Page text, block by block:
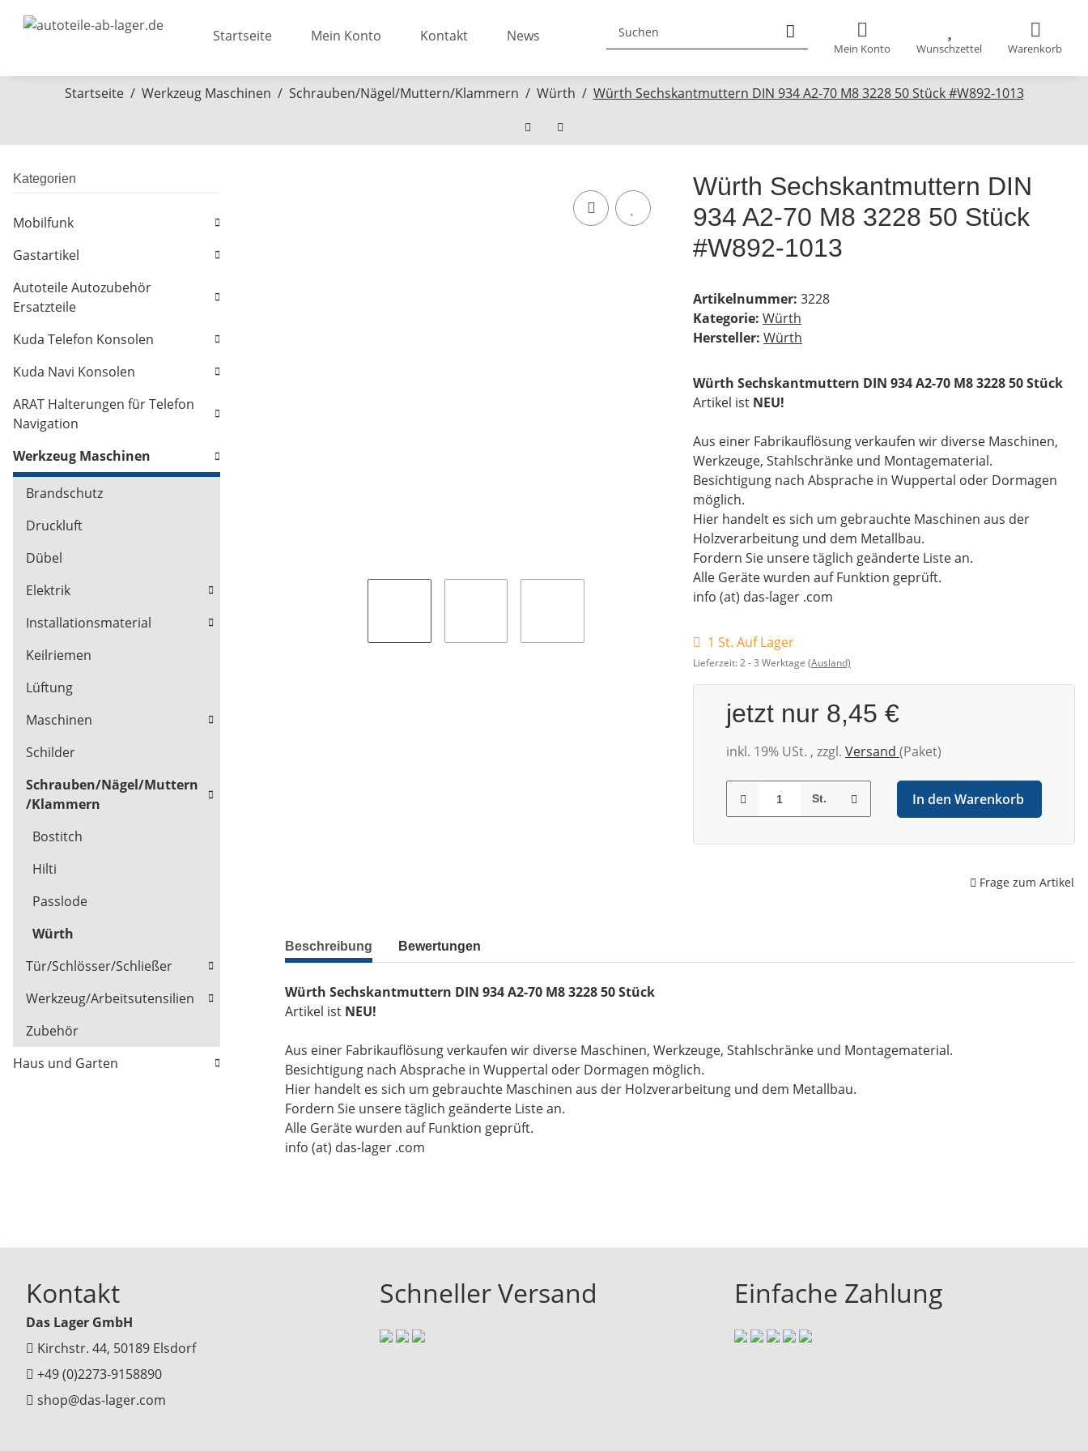
Mein Konto Wunschzettel Warenkorb
Startseite Mein Konto Kontakt News
Startseite Werkzeug Maschinen Schrauben/Nägel/Muttern/Klammern Würth Würth Sechskantmuttern DIN 934 A2-70 M8 3228 50 Stück #W892-1013
Würth Sechskantmuttern DIN
934 A2-70 M8 3228 50 Stück
#W892-1013
Artikelnummer: 3228
Kategorie: Würth
Hersteller: Würth
Würth Sechskantmuttern DIN 934 A2-70 M8 3228 50 Stück
Artikel ist NEU!
Aus einer Fabrikauflösung verkaufen wir diverse Maschinen,
Werkzeuge, Stahlschränke und Montagematerial.
Besichtigung nach Absprache in Wuppertal oder Dormagen
möglich.
Hier handelt es sich um gebrauchte Maschinen aus der
Holzverarbeitung und dem Metallbau.
Fordern Sie unsere täglich geänderte Liste an.
Alle Geräte wurden auf Funktion geprüft.
info (at) das-lager .com
1 St. Auf Lager
Lieferzeit:2 - 3 Werktage (Ausland)
jetzt nur 8,45 €
inkl. 19% USt. , zzgl. Versand (Paket)
St. In den Warenkorb
Frage zum Artikel
Beschreibung Bewertungen
Würth Sechskantmuttern DIN 934 A2-70 M8 3228 50 Stück
Artikel ist NEU!
Aus einer Fabrikauflösung verkaufen wir diverse Maschinen, Werkzeuge, Stahlschränke und Montagematerial.
Besichtigung nach Absprache in Wuppertal oder Dormagen möglich.
Hier handelt es sich um gebrauchte Maschinen aus der Holzverarbeitung und dem Metallbau.
Fordern Sie unsere täglich geänderte Liste an.
Alle Geräte wurden auf Funktion geprüft.
info (at) das-lager .com
Kategorien
Mobilfunk
Gastartikel
Autoteile Autozubehör
Ersatzteile
Kuda Telefon Konsolen
Kuda Navi Konsolen
ARAT Halterungen für Telefon
Navigation
Werkzeug Maschinen
Brandschutz
Druckluft
Dübel
Elektrik
Installationsmaterial
Keilriemen
Lüftung
Maschinen
Schilder
Schrauben/Nägel/Muttern
/Klammern
Bostitch
Hilti
Passlode
Würth
Tür/Schlösser/Schließer
Werkzeug/Arbeitsutensilien
Zubehör
Haus und Garten
Kontakt
Das Lager GmbH
Kirchstr. 44, 50189 Elsdorf
+49 (0)2273-9158890
shop@das-lager.com
Schneller Versand Einfache Zahlung